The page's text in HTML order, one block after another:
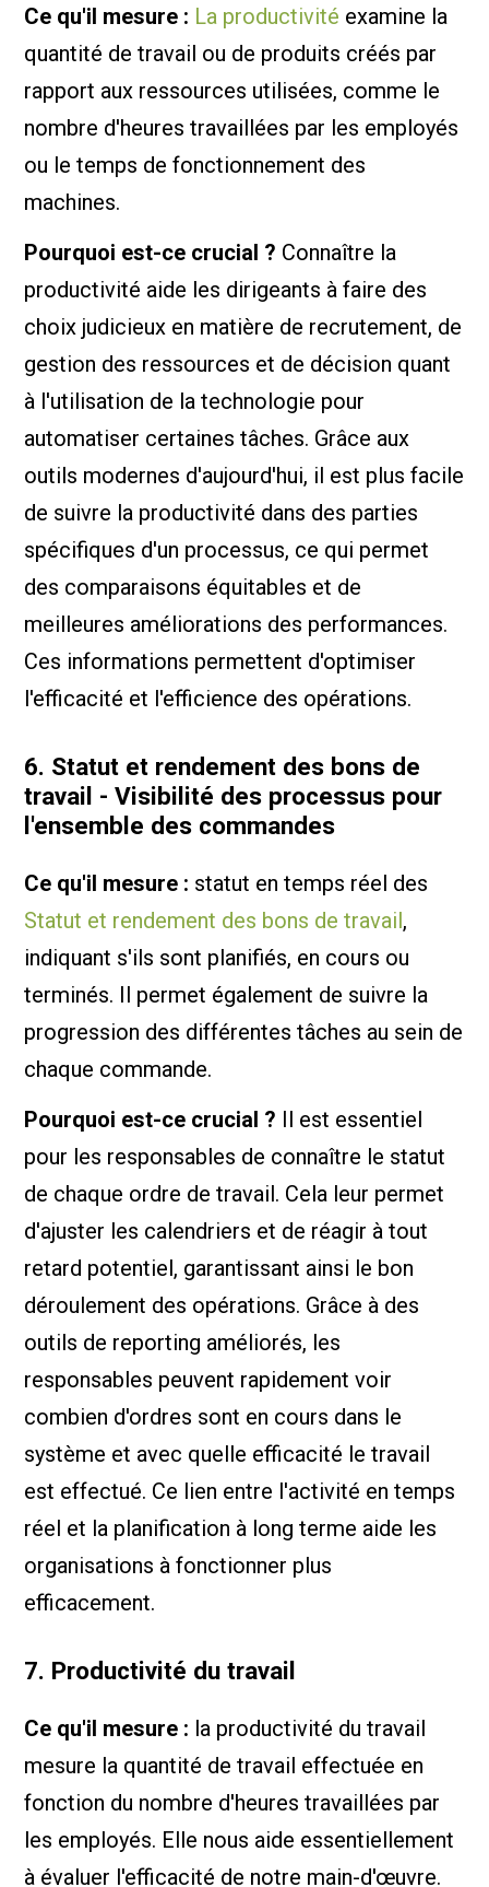
Ce qu'il mesure : La productivité examine la
quantité de travail ou de produits créés par
rapport aux ressources utilisées, comme le
nombre d'heures travaillées par les employés
ou le temps de fonctionnement des
machines.
Pourquoi est-ce crucial ? Connaître la
productivité aide les dirigeants à faire des
choix judicieux en matière de recrutement, de
gestion des ressources et de décision quant
à l'utilisation de la technologie pour
automatiser certaines tâches. Grâce aux
outils modernes d'aujourd'hui, il est plus facile
de suivre la productivité dans des parties
spécifiques d'un processus, ce qui permet
des comparaisons équitables et de
meilleures améliorations des performances.
Ces informations permettent d'optimiser
l'efficacité et l'efficience des opérations.
6. Statut et rendement des bons de
travail - Visibilité des processus pour
l'ensemble des commandes
Ce qu'il mesure : statut en temps réel des
Statut et rendement des bons de travail,
indiquant s'ils sont planifiés, en cours ou
terminés. Il permet également de suivre la
progression des différentes tâches au sein de
chaque commande.
Pourquoi est-ce crucial ? Il est essentiel
pour les responsables de connaître le statut
de chaque ordre de travail. Cela leur permet
d'ajuster les calendriers et de réagir à tout
retard potentiel, garantissant ainsi le bon
déroulement des opérations. Grâce à des
outils de reporting améliorés, les
responsables peuvent rapidement voir
combien d'ordres sont en cours dans le
système et avec quelle efficacité le travail
est effectué. Ce lien entre l'activité en temps
réel et la planification à long terme aide les
organisations à fonctionner plus
efficacement.
7. Productivité du travail
Ce qu'il mesure : la productivité du travail
mesure la quantité de travail effectuée en
fonction du nombre d'heures travaillées par
les employés. Elle nous aide essentiellement
à évaluer l'efficacité de notre main-d'œuvre.